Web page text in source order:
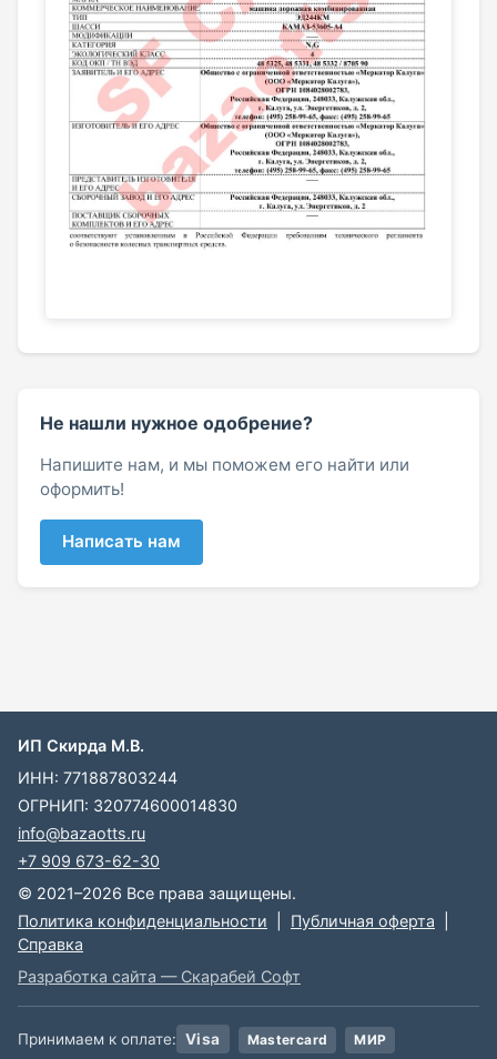
Не нашли нужное одобрение?
Напишите нам, и мы поможем его найти или
оформить!
Написать нам
ИП Скирда М.В.
ИНН: 771887803244
ОГРНИП: 320774600014830
info@bazaotts.ru
+7 909 673-62-30
© 2021–2026 Все права защищены.
Политика конфиденциальности
Публичная оферта
Справка
Разработка сайта — Скарабей Софт
Принимаем к оплате: Visa Mastercard МИР